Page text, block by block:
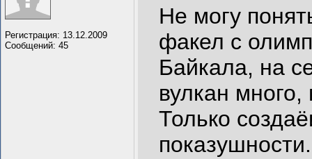
Регистрация: 13.12.2009
Сообщений: 45
Не могу
факел с
Байкала, на
вулкан
Только